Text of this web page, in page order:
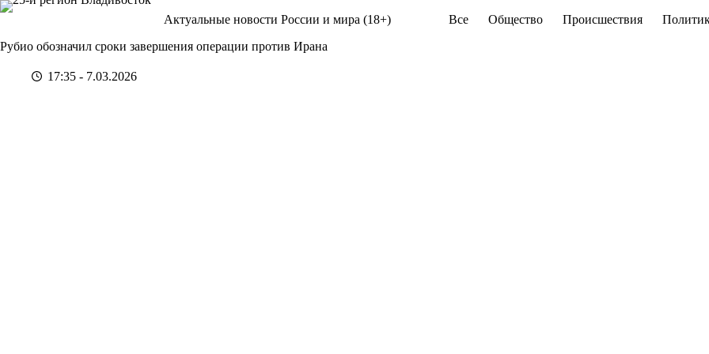
Перейти
Актуальные новости России и мира (18+) Все Общество Происшествия
Рубио обозначил сроки завершения операции против Ирана
17:35 - 7.03.2026